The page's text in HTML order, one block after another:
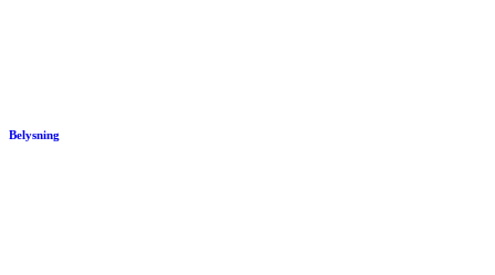
Belysning